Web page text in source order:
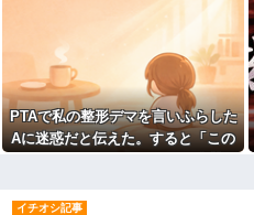
「昼間にあんなこと言った自
分がバカ」と勝手に懺悔すら口
にした営業
【うわぁ】 横向き寝、体に負
担があったと判明ｗｗｗｗｗｗ
ｗ
ショートスリーバー堀大輔さ
ん、とんでもない事になるｗｗ
食がこちらｗｗｗｗｗ
PTAで私の整形デマを言いふらした
Aに迷惑だと伝えた。すると「この